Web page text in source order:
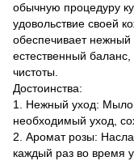
обычную процедуру
удовольствие своей
обеспечивает
естественный
чистоты.
Достоинства:
1. Нежный уход: Мыло
необходимый уход,
2. Аромат розы:
каждый раз во время